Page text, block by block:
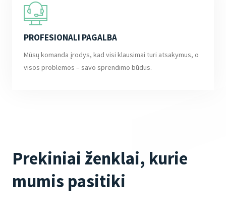
PROFESIONALI PAGALBA
Mūsų komanda įrodys, kad visi klausimai turi atsakymus, o
visos problemos – savo sprendimo būdus.
Prekiniai ženklai, kurie
mumis pasitiki